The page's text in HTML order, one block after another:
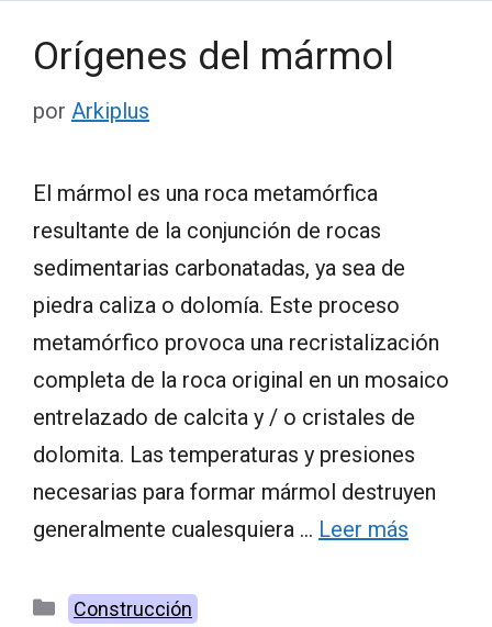
Orígenes del mármol
por Arkiplus
El mármol es una roca metamórfica
resultante de la conjunción de rocas
sedimentarias carbonatadas, ya sea de
piedra caliza o dolomía. Este proceso
metamórfico provoca una recristalización
completa de la roca original en un mosaico
entrelazado de calcita y / o cristales de
dolomita. Las temperaturas y presiones
necesarias para formar mármol destruyen
generalmente cualesquiera … Leer más
Categorías
Construcción